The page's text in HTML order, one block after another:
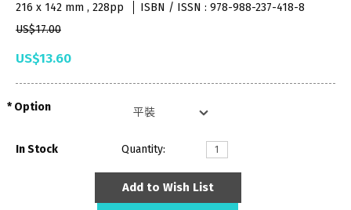
216 x 142 mm , 228pp
ISBN / ISSN : 978-988-237-418-8
US$17.00
US$13.60
Option
In Stock Quantity:
Add to Wish List